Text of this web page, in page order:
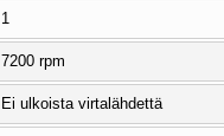
1
7200 rpm
Ei ulkoista virtalähdettä